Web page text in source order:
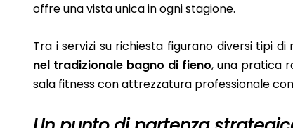
offre una vista unica in ogni stagione.
Tra i servizi su richiesta figurano diversi tipi
nel tradizionale bagno di fieno, una pratica
sala fitness con attrezzatura professionale